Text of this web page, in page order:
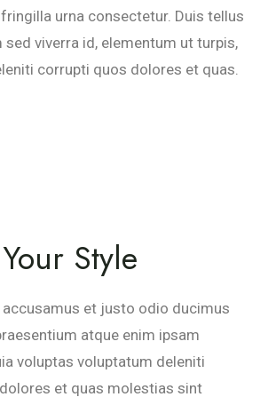
urna consectetur. Duis tellus
sed viverra id, elementum ut turpis,
corrupti quos dolores et quas.
Style
et justo odio ducimus
atque enim ipsam
voluptas voluptatum deleniti
et quas molestias sint